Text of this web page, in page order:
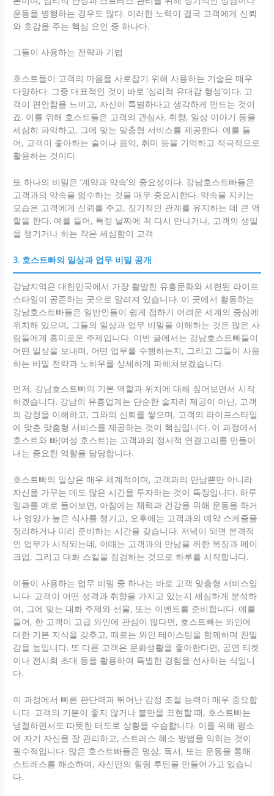
운동을 병행하는 경우도 많다. 이러한 노력이 결국 고객에게 신뢰
와 호감을 주는 핵심 요인 중 하나다.
그들이 사용하는 전략과 기법
호스트들이 고객의 마음을 사로잡기 위해 사용하는 기술은 매우
다양하다. 그중 대표적인 것이 바로 ‘심리적 유대감 형성’이다. 고
객이 편안함을 느끼고, 자신이 특별하다고 생각하게 만드는 것이
죠. 이를 위해 호스트들은 고객의 관심사, 취향, 일상 이야기 등을
세심히 파악하고, 그에 맞는 맞춤형 서비스를 제공한다. 예를 들
어, 고객이 좋아하는 술이나 음악, 취미 등을 기억하고 적극적으로
활용하는 것이다.
또 하나의 비밀은 ‘계약과 약속’의 중요성이다. 강남호스트빠들은
고객과의 약속을 엄수하는 것을 매우 중요시한다. 약속을 지키는
모습은 고객에게 신뢰를 주고, 장기적인 관계를 유지하는 데 큰 역
할을 한다. 예를 들어, 특정 날짜에 꼭 다시 만나거나, 고객의 생일
을 챙기거나 하는 작은 세심함이 고객
3. 호스트빠의 일상과 업무 비밀 공개
강남지역은 대한민국에서 가장 활발한 유흥문화와 세련된 라이프
스타일이 공존하는 곳으로 알려져 있습니다. 이 곳에서 활동하는
강남호스트빠들은 일반인들이 쉽게 접하기 어려운 세계의 중심에
위치해 있으며, 그들의 일상과 업무 비밀을 이해하는 것은 많은 사
람들에게 흥미로운 주제입니다. 이번 글에서는 강남호스트빠들이
어떤 일상을 보내며, 어떤 업무를 수행하는지, 그리고 그들이 사용
하는 비밀 전략과 노하우를 상세하게 파헤쳐보겠습니다.
먼저, 강남호스트빠의 기본 역할과 위치에 대해 짚어보면서 시작
하겠습니다. 강남의 유흥업계는 단순한 술자리 제공이 아닌, 고객
의 감정을 이해하고, 그와의 신뢰를 쌓으며, 고객의 라이프스타일
에 맞춘 맞춤형 서비스를 제공하는 것이 핵심입니다. 이 과정에서
호스트와 빠(여성 호스트)는 고객과의 정서적 연결고리를 만들어
내는 중요한 역할을 담당합니다.
호스트빠의 일상은 매우 체계적이며, 고객과의 만남뿐만 아니라
자신을 가꾸는 데도 많은 시간을 투자하는 것이 특징입니다. 하루
일과를 예로 들어보면, 아침에는 체력과 건강을 위해 운동을 하거
나 영양가 높은 식사를 챙기고, 오후에는 고객과의 예약 스케줄을
정리하거나 미리 준비하는 시간을 갖습니다. 저녁이 되면 본격적
인 업무가 시작되는데, 이때는 고객과의 만남을 위한 복장과 메이
크업, 그리고 대화 스킬을 점검하는 것으로 하루를 시작합니다.
이들이 사용하는 업무 비밀 중 하나는 바로 고객 맞춤형 서비스입
니다. 고객이 어떤 성격과 취향을 가지고 있는지 세심하게 분석하
여, 그에 맞는 대화 주제와 선물, 또는 이벤트를 준비합니다. 예를
들어, 한 고객이 고급 와인에 관심이 많다면, 호스트빠는 와인에
대한 기본 지식을 갖추고, 때로는 와인 테이스팅을 함께하며 친밀
감을 높입니다. 또 다른 고객은 문화생활을 좋아한다면, 공연 티켓
이나 전시회 초대 등을 활용하여 특별한 경험을 선사하는 식입니
다.
이 과정에서 빠른 판단력과 뛰어난 감정 조절 능력이 매우 중요합
니다. 고객의 기분이 좋지 않거나 불만을 표현할 때, 호스트빠는
냉철하면서도 따뜻한 태도로 상황을 수습합니다. 이를 위해 평소
에 자기 자신을 잘 관리하고, 스트레스 해소 방법을 익히는 것이
필수적입니다. 많은 호스트빠들은 명상, 독서, 또는 운동을 통해
스트레스를 해소하며, 자신만의 힐링 루틴을 만들어가고 있습니
다.